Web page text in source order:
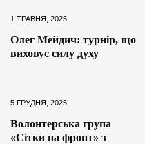
1 ТРАВНЯ, 2025
Олег Мейдич: турнір, що
виховує силу духу
5 ГРУДНЯ, 2025
Волонтерська група
«Сітки на фронт» з